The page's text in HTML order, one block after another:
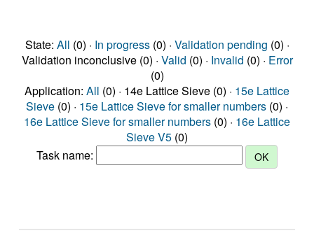
State: All (0) · In progress(0) · Validation pending (0) ·
Validation inconclusive (0) · Valid (0) · Invalid (0) · Error
(0)
Application: All (0) · 14e Lattice Sieve (0) · 15e Lattice
Sieve (0) · 15e Lattice Sieve for smaller numbers (0) ·
16e Lattice Sieve for smaller numbers (0) · 16e Lattice
Sieve V5 (0)
Task name: